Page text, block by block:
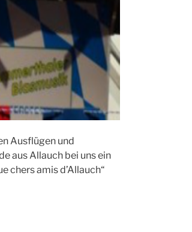
Ausflügen und
aus Allauch bei uns ein
chers amis d’Allauch“